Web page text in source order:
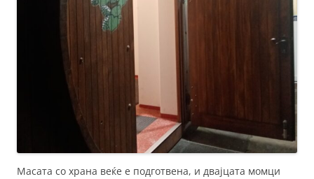
Масата со храна веќе е подготвена, и двајцата момци